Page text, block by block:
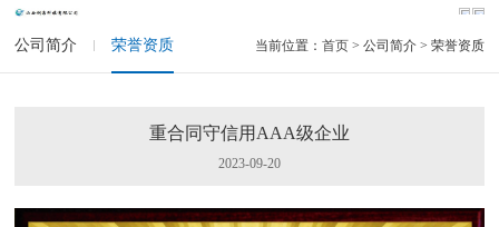
公司简介 荣誉资质 当前位置： 首页> 公司简介 > 荣誉资质
重合同守信用AAA级企业
2023-09-20